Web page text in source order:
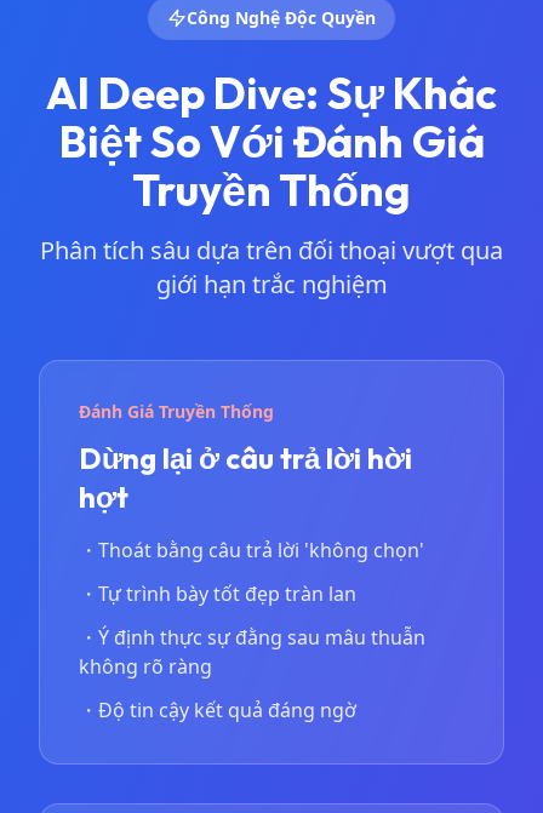
Công Nghệ Độc Quyền
AI Deep Dive: Sự Khác
Biệt So Với Đánh Giá
Truyền Thống
Phân tích sâu dựa trên đối thoại vượt qua
giới hạn trắc nghiệm
Đánh Giá Truyền Thống
Dừng lại ở câu trả lời hời
hợt
・ Thoát bằng câu trả lời 'không chọn'
・ Tự trình bày tốt đẹp tràn lan
・ Ý định thực sự đằng sau mâu thuẫn
không rõ ràng
・ Độ tin cậy kết quả đáng ngờ